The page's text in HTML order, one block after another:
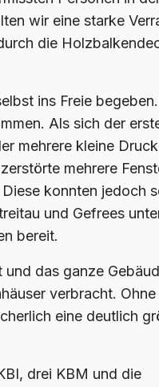
wir eine starke
die
ins Freie
Als sich der
mehrere kleine
mehrere
konnten jedoch
und Gefrees
bereit.
das ganze
verbracht.
eine deutlich
drei KBM und die